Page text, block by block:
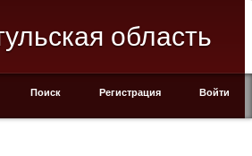
область
Поиск Регистрация Войти